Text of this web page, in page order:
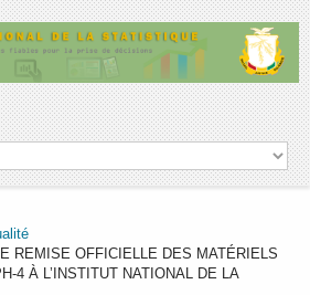
REMISE OFFICIELLE DES MATÉRIELS
4 À L’INSTITUT NATIONAL DE LA